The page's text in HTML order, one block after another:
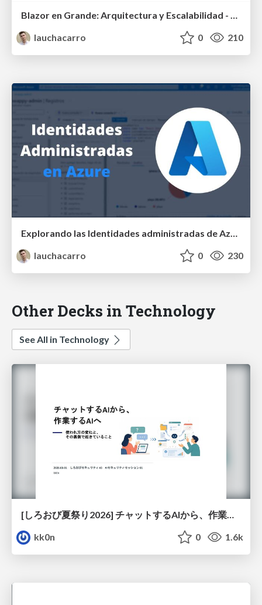
Blazor en Grande: Arquitectura y Escalabilidad - Jornada 5 - Asp .NET (Español)
lauchacarro
0 210
Explorando las Identidades administradas de Azure - Global Azure 2024 - Latino NET Online
lauchacarro
0 230
Other Decks in Technology
See All in Technology
kk0n
0 1.6k